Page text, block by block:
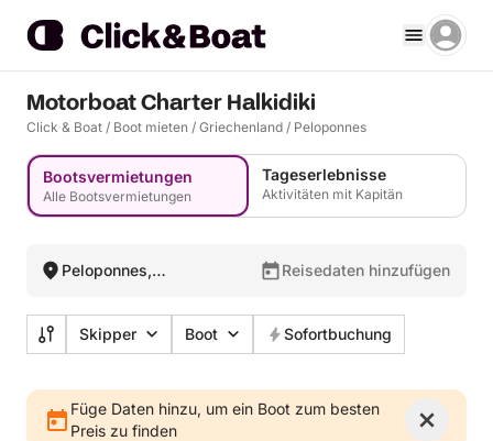
Motorboat Charter Halkidiki
Click & Boat / Boot mieten / Griechenland / Peloponnes
Bootsvermietungen
Alle Bootsvermietungen
Tageserlebnisse
Aktivitäten mit Kapitän
Peloponnes,
Reisedaten hinzufügen
Skipper Boot Sofortbuchung
Füge Daten hinzu, um ein Boot zum besten
Preis zu finden